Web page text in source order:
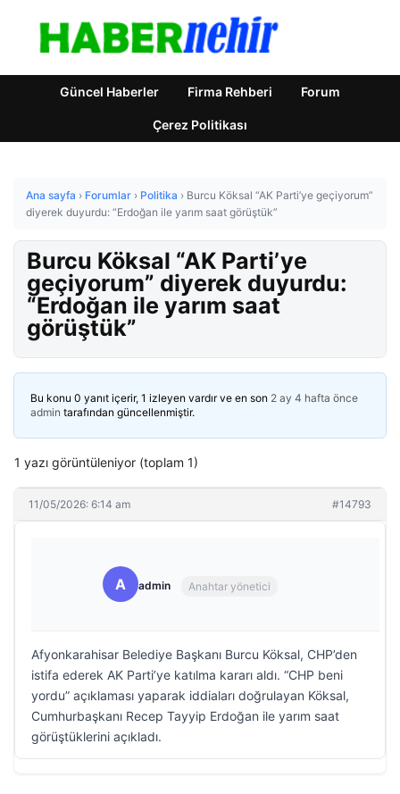
Güncel Haberler Firma Rehberi Forum
Çerez Politikası
Ana sayfa › Forumlar › Politika › Burcu Köksal “AK Parti’ye geçiyorum”
diyerek duyurdu: “Erdoğan ile yarım saat görüştük”
Burcu Köksal “AK Parti’ye
geçiyorum” diyerek duyurdu:
“Erdoğan ile yarım saat
görüştük”
Bu konu 0 yanıt içerir, 1 izleyen vardır ve en son 2 ay 4 hafta önce
admin tarafından güncellenmiştir.
1 yazı görüntüleniyor (toplam 1)
11/05/2026: 6:14 am #14793
A admin Anahtar yönetici
Afyonkarahisar Belediye Başkanı Burcu Köksal, CHP’den
istifa ederek AK Parti’ye katılma kararı aldı. “CHP beni
yordu” açıklaması yaparak iddiaları doğrulayan Köksal,
Cumhurbaşkanı Recep Tayyip Erdoğan ile yarım saat
görüştüklerini açıkladı.